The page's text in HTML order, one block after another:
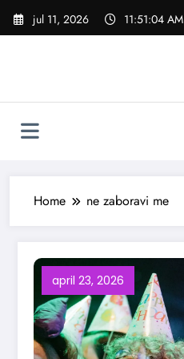
Skoči
jul 11, 2026 11:51:05 AM
Home ne zaboravi me
april 23, 2026